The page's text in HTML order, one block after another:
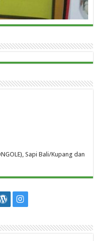
Sapi Bali/Kupang dan